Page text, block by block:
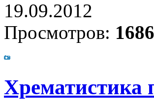
19.09.2012
Просмотров: 1686
Хрематистика